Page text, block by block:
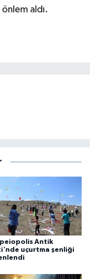
aldı.
Antik
uçurtma şenliği